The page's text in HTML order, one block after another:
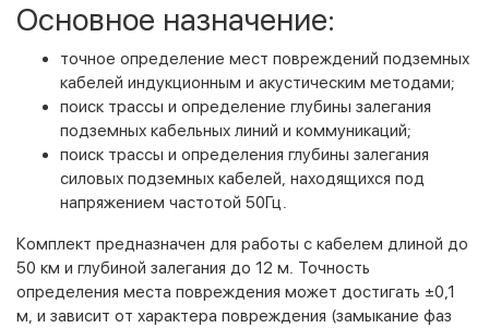
Основное назначение:
точное определение мест повреждений подземных
кабелей индукционным и акустическим методами;
поиск трассы и определение глубины залегания
подземных кабельных линий и коммуникаций;
поиск трассы и определения глубины залегания
силовых подземных кабелей, находящихся под
напряжением частотой 50Гц.
Комплект предназначен для работы с кабелем длиной до
50 км и глубиной залегания до 12 м. Точность
определения места повреждения может достигать ±0,1
м, и зависит от характера повреждения (замыкание фаз